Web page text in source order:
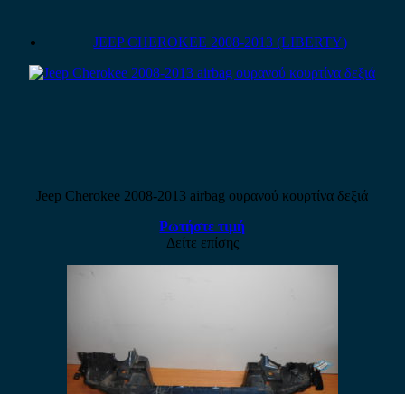
JEEP CHEROKEE 2008-2013 (LIBERTY)
Jeep Cherokee 2008-2013 airbag ουρανού κουρτίνα δεξιά
Ρωτήστε τιμή
Δείτε επίσης